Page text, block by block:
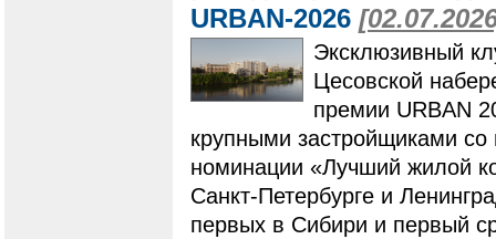
URBAN-2026
Эксклюзивный
Цесовской
премии URBAN
крупными застройщиками
номинации «Лучший жилой
Санкт-Петербурге и
первых в Сибири и первый